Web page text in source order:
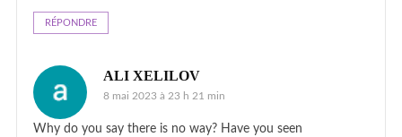
RÉPONDRE
ALI XELILOV
8 mai 2023 à 23 h 21 min
Why do you say there is no way? Have you seen